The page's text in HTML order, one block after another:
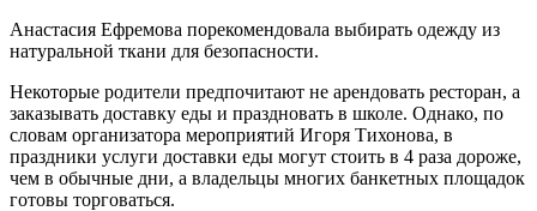
Анастасия Ефремова порекомендовала выбирать одежду из
натуральной ткани для безопасности.
Некоторые родители предпочитают не арендовать ресторан, а
заказывать доставку еды и праздновать в школе. Однако, по
словам организатора мероприятий Игоря Тихонова, в
праздники услуги доставки еды могут стоить в 4 раза дороже,
чем в обычные дни, а владельцы многих банкетных площадок
готовы торговаться.